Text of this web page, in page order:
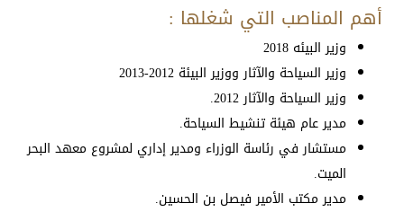
أهم المناصب التي شغلها :
وزير البيئه 2018
وزير السياحة والآثار ووزير البيئة 2012-2013
وزير السياحة والآثار 2012.
مدير عام هيئة تنشيط السياحة.
مستشار في رئاسة الوزراء ومدير إداري لمشروع معهد البحر
الميت.
مدير مكتب الأمير فيصل بن الحسين.